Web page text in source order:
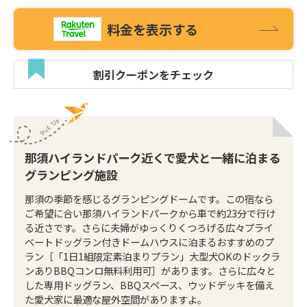
料金を表示する
割引クーポンをチェック
那須ハイランドパーク近くで愛犬と一緒に泊まる
グランピング施設
那須の季節を感じるグランピングドームです。この宿なら
ご希望に合い那須ハイランドパークから車で約23分で行け
る近さです。さらに夫婦がゆっくりくつろげる広々プライ
ベートドッグラン付きドームハウスに泊まるおすすめのプ
ラン［「1日1組限定素泊まりプラン」大型犬OKのドックラ
ンありBBQコンロ無料利用可］があります。さらに広々と
した専用ドッグラン、BBQスペース、ウッドデッキを備え
た愛犬家に最適な屋外空間がありますよ。